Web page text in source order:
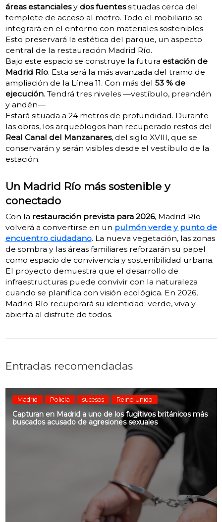
áreas estancialesy dos fuentessituadas cerca del
templete de acceso al metro. Todo el mobiliario se
integrará en el entorno con materiales sostenibles.
Esto preservará la estética del parque, un aspecto
central de la restauración Madrid Río.
Bajo este espacio se construye la futura estación de
Madrid Río. Esta será la más avanzada del tramo de
ampliación de la Línea 11. Con más del 53 % de
ejecución. Tendrá tres niveles —vestíbulo, preandén
y andén—
Estará situada a 24 metros de profundidad. Durante
las obras, los arqueólogos han recuperado restos del
Real Canal del Manzanares, del siglo XVIII, que se
conservarán y serán visibles desde el vestíbulo de la
estación.
Un Madrid Río más sostenible y
conectado
Con la restauración prevista para 2026, Madrid Río
volverá a convertirse en un pulmón verde y punto de
encuentro ciudadano. La nueva vegetación, las zonas
de sombra y las áreas familiares reforzarán su papel
como espacio de convivencia y sostenibilidad urbana.
El proyecto demuestra que el desarrollo de
infraestructuras puede convivir con la naturaleza
cuando se planifica con visión ecológica. En 2026,
Madrid Río recuperará su identidad: verde, viva y
abierta al disfrute de todos.
Entradas recomendadas
Madrid Policía sucesos Reino Unido
Capturan en Madrid a uno de los fugitivos británicos más
buscados acusado de agresiones sexuales